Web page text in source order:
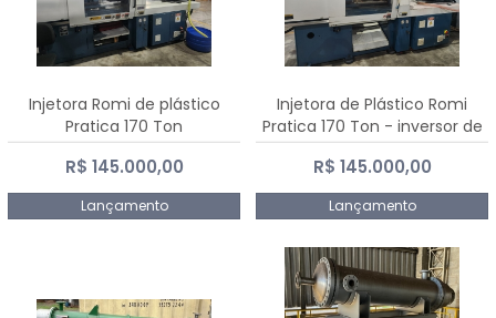
Injetora Romi de plástico
Pratica 170 Ton
R$ 145.000,00
Lançamento
Injetora de Plástico Romi
Pratica 170 Ton - inversor de
frequência NR 12
R$ 145.000,00
Lançamento